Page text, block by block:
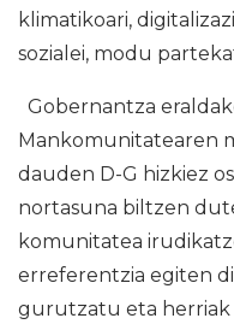
klimatikoari,
sozialei, modu
Gobernantza
Mankomunitatearen
dauden D-G hizkiez
nortasuna biltzen
komunitatea
erreferentzia egiten
gurutzatu eta herriak